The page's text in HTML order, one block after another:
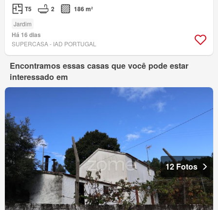
T5 2 186 m²
Jardim
Há 16 dias
SUPERCASA - IAD PORTUGAL
Encontramos essas casas que você pode estar
interessado em
12 Fotos